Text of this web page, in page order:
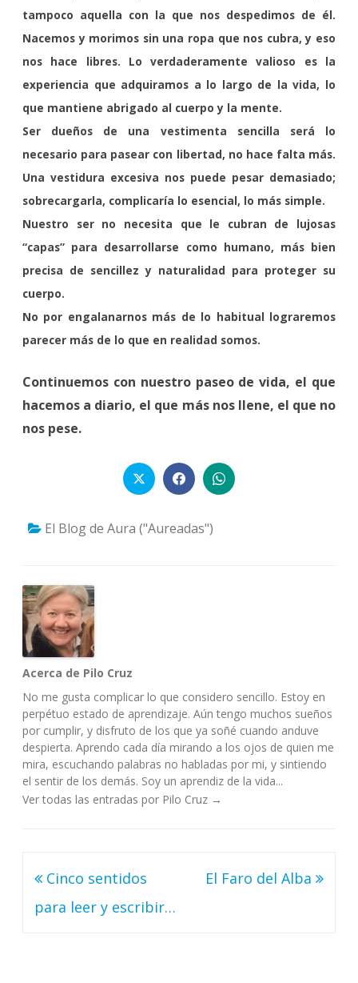
tampoco aquella con la que nos despedimos de él.
Nacemos y morimos sin una ropa que nos cubra, y eso
nos hace libres. Lo verdaderamente valioso es la
experiencia que adquiramos a lo largo de la vida, lo
que mantiene abrigado al cuerpo y la mente.
Ser dueños de una vestimenta sencilla será lo
necesario para pasear con libertad, no hace falta más.
Una vestidura excesiva nos puede pesar demasiado;
sobrecargarla, complicaría lo esencial, lo más simple.
Nuestro ser no necesita que le cubran de lujosas
“capas” para desarrollarse como humano, más bien
precisa de sencillez y naturalidad para proteger su
cuerpo.
No por engalanarnos más de lo habitual lograremos
parecer más de lo que en realidad somos.
Continuemos con nuestro paseo de vida, el que
hacemos a diario, el que más nos llene, el que no
nos pese.
El Blog de Aura ("Aureadas")
Acerca de Pilo Cruz
No me gusta complicar lo que considero sencillo. Estoy en
perpétuo estado de aprendizaje. Aún tengo muchos sueños
por cumplir, y disfruto de los que ya soñé cuando anduve
despierta. Aprendo cada día mirando a los ojos de quien me
mira, escuchando palabras no habladas por mi, y sintiendo
el sentir de los demás. Soy un aprendiz de la vida...
Ver todas las entradas por Pilo Cruz →
Navegación
de
Cinco sentidos
para leer y escribir…
El Faro del Alba